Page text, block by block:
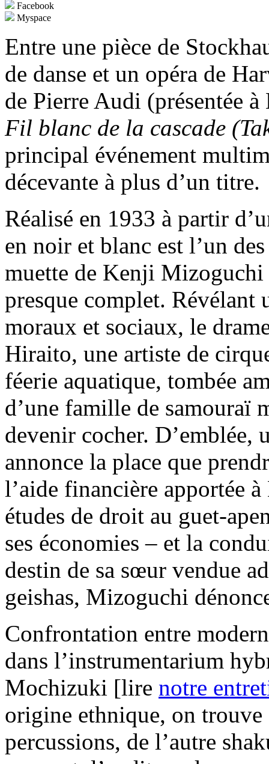
Facebook
Myspace
Entre une pièce de
de danse et un opéra de
de Pierre Audi (présentée
Fil blanc de la cascade
principal événement
décevante à plus d’un titre.
Réalisé en 1933 à partir
en noir et blanc est l’un
muette de Kenji Mizoguchi
presque complet.
moraux et sociaux, le
Hiraito, une artiste de
féerie aquatique, tombée
d’une famille de samouraï
devenir cocher. D’emblée,
annonce la place que
l’aide financière apportée
études de droit au guet-
ses économies – et la
destin de sa sœur vendue
geishas, Mizoguchi
Confrontation entre
dans l’instrumentarium
Mochizuki [lire notre
origine ethnique, on
percussions, de l’autre